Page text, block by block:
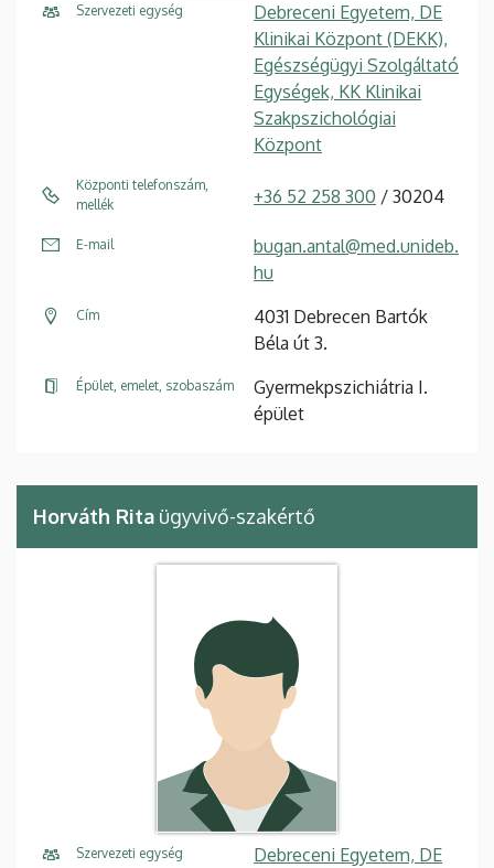
Szervezeti egység
Debreceni Egyetem, DE
Klinikai Központ (DEKK),
Egészségügyi Szolgáltató
Egységek, KK Klinikai
Szakpszichológiai
Központ
Központi telefonszám,
mellék
+36 52 258 300 / 30204
E-mail
bugan.antal@med.unideb.
hu
Cím
4031 Debrecen Bartók
Béla út 3.
Épület, emelet, szobaszám
Gyermekpszichiátria I.
épület
Horváth Rita ügyvivő-szakértő
Szervezeti egység
Debreceni Egyetem, DE